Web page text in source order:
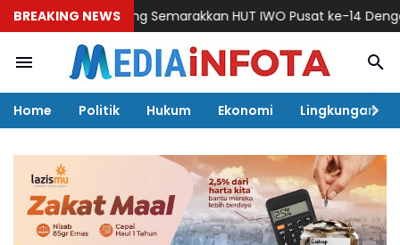
BREAKING NEWS
IWO Soppeng Semarakkan HUT IWO Pusat ke-14 Dengan
Home Politik Hukum Ekonomi Lingkungan